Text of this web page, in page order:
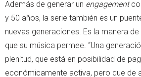
Además de generar un engagement
y 50 años, la serie también es un
nuevas generaciones. Es la manera
que su música permee. “Una
plenitud, que está en posibilidad de
económicamente activa, pero que de